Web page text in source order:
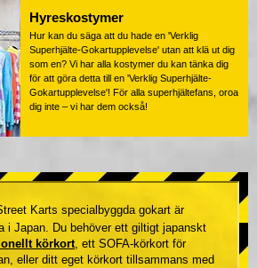
Hyreskostymer
Hur kan du säga att du hade en 'Verklig
Superhjälte-Gokartupplevelse' utan att klä ut dig
som en? Vi har alla kostymer du kan tänka dig
för att göra detta till en 'Verklig Superhjälte-
Gokartupplevelse'! För alla superhjältefans, oroa
dig inte – vi har dem också!
Karts specialbyggda gokart är
i Japan. Du behöver ett giltigt japanskt
körkort, ett SOFA-körkort för
eller ditt eget körkort tillsammans med